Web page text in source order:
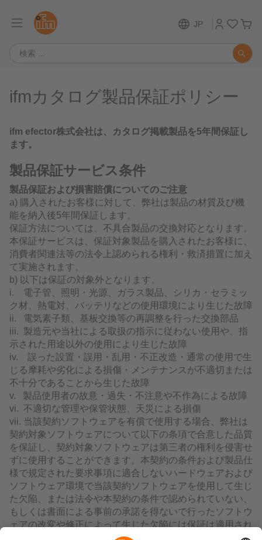
JP
ifmカタログ製品保証ポリシー
ifm efector株式会社は、カタログ掲載製品を5年間保証し
ます。
製品保証サービス条件
製品保証および損害賠償についてのご注意
a) 購入されたお客様に対して、弊社は製品の材質及び機
能を納入後5年間保証します。
保証方法については、不具合製品の交換対応となります。
本保証サービスは、保証対象製品を購入されたお客様に、
消費者関連法等の法令上認められる権利・救済措置に加え
て実施されます。
b) 以下は保証の対象外となります。
i. 電子管、照明・光源、ガラス製品、シリカ・セラミッ
ク材、熱電対、バッテリなどの使用環境により生じた故障
ii. 電気素子類、基板交換等の再調整を行った交換部品
iii. 製造元や当社による取扱の指示に従わない使用や、指
示された用途以外の使用により生じた故障
iv. 誤った設置・誤用・乱用・不正改造・通常の使用で生
じる摩耗や劣化による損傷・メンテナンスが不適切または
不十分であることから生じた故障
v. 製品使用者の故意・過失・不注意や不作為による故障
vi. 不適切な管理や保管状態、天災による損傷
vii. 当該契約ソフトウェアを有償で使用する場合、弊社は
契約対象ソフトウェアについて以下の条項で合意した品質
を保証し、契約対象ソフトウェアは第三者の権利を侵害せ
ずに使用することができます。本契約の条件および製品仕
様で規定された要求事項に適合しないハードウェアおよび
ソフトウェア環境で当該契約ソフトウェアを使用して生じ
た欠陥、または法令や本契約の条件で認められていない、
もしくは書面による事前の承諾を得ないで行ったソフトウ
ェアの改変や修正によって生じた欠陥には保証は適用され